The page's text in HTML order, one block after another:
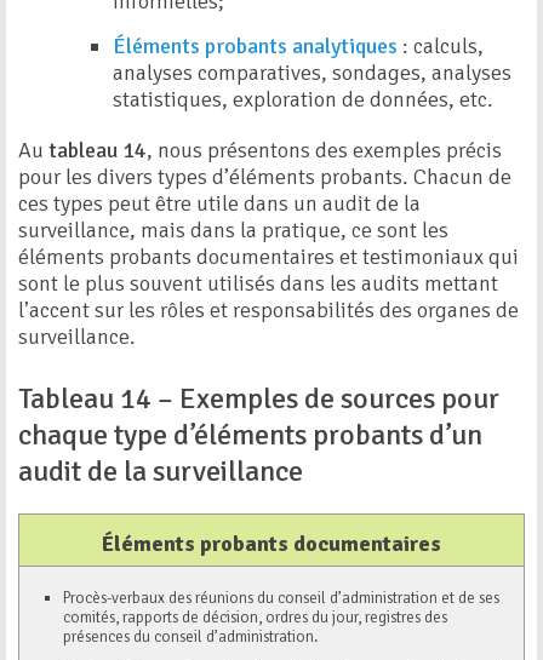
Éléments probants analytiques : calculs,
analyses comparatives, sondages, analyses
statistiques, exploration de données, etc.
Au tableau 14, nous présentons des exemples précis
pour les divers types d’éléments probants. Chacun de
ces types peut être utile dans un audit de la
surveillance, mais dans la pratique, ce sont les
éléments probants documentaires et testimoniaux qui
sont le plus souvent utilisés dans les audits mettant
l’accent sur les rôles et responsabilités des organes de
surveillance.
Tableau 14 – Exemples de sources pour
chaque type d’éléments probants d’un
audit de la surveillance
Éléments probants documentaires
Procès-verbaux des réunions du conseil d’administration et de ses
comités, rapports de décision, ordres du jour, registres des
présences du conseil d’administration.